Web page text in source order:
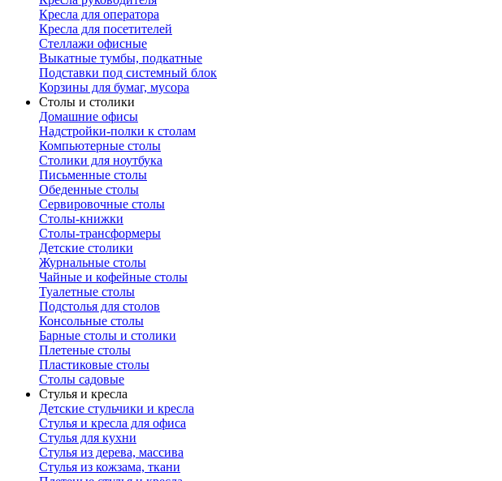
Кресла для оператора
Кресла для посетителей
Стеллажи офисные
Выкатные тумбы, подкатные
Подставки под системный блок
Корзины для бумаг, мусора
Столы и столики
Домашние офисы
Надстройки-полки к столам
Компьютерные столы
Столики для ноутбука
Письменные столы
Обеденные столы
Сервировочные столы
Столы-книжки
Столы-трансформеры
Детские столики
Журнальные столы
Чайные и кофейные столы
Туалетные столы
Подстолья для столов
Консольные столы
Барные столы и столики
Плетеные столы
Пластиковые столы
Столы садовые
Стулья и кресла
Детские стульчики и кресла
Стулья и кресла для офиса
Стулья для кухни
Стулья из дерева, массива
Стулья из кожзама, ткани